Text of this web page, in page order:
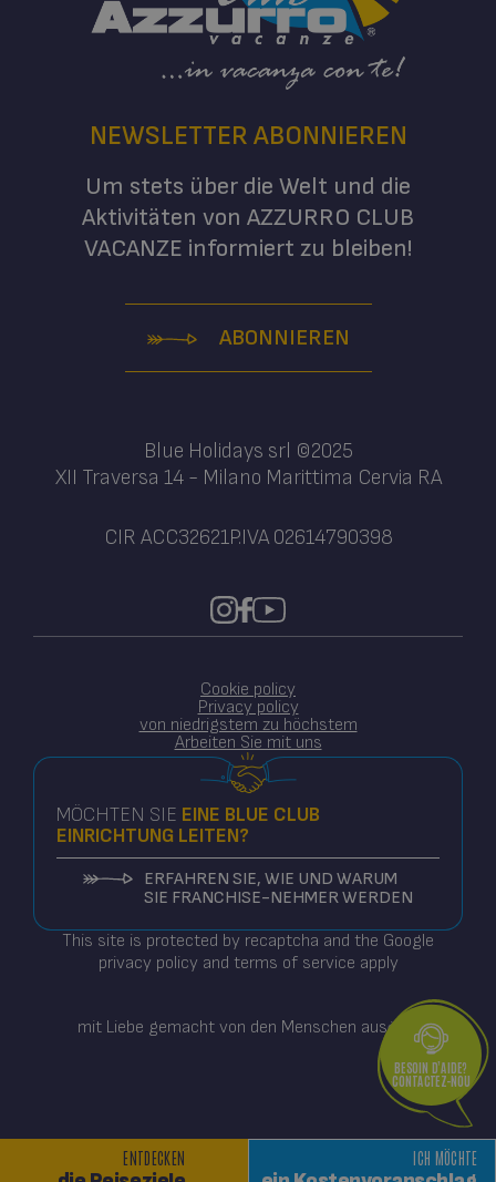
Blue Holidays srl ©2025
XII Traversa 14 - Milano Marittima Cervia RA
CIR ACC32621P.IVA 02614790398
NEWSLETTER ABONNIEREN
Um stets über die Welt und die
Aktivitäten von AZZURRO CLUB
VACANZE informiert zu bleiben!
ABONNIEREN
This site is protected by recaptcha and the Google
privacy policy and terms of service apply
mit Liebe gemacht von den Menschen aus
Cookie policy
Privacy policy
von niedrigstem zu höchstem
Arbeiten Sie mit uns
MÖCHTEN SIE EINE BLUE CLUB
EINRICHTUNG LEITEN?
ERFAHREN SIE, WIE UND WARUM
SIE FRANCHISE-NEHMER WERDEN
BESOIN D’AIDE?
CONTACTEZ-NOU
ENTDECKEN ICH MÖCHTE